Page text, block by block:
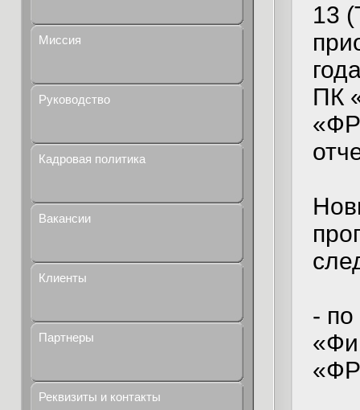
Миссия
Руководство
Кадровая политика
Вакансии
Клиенты
Партнеры
Реквизиты и контакты
13
ПК
-